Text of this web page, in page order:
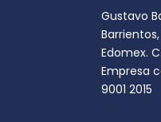
Gustavo
Edomex.
Empresa
9001 2015